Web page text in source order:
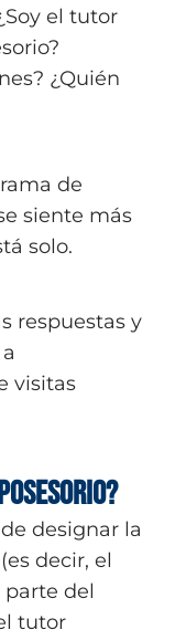
el tutor
¿Quién
de
siente más
solo.
respuestas y
visitas
designar la
decir, el
del
tutor